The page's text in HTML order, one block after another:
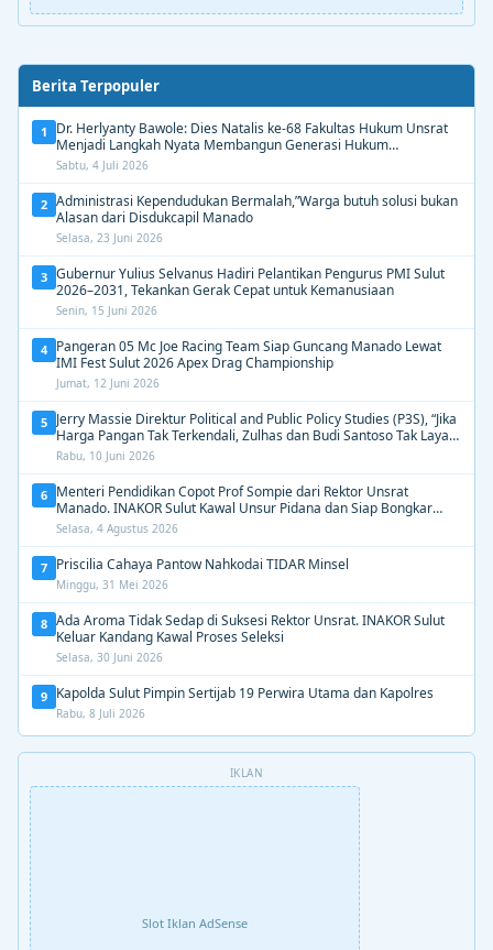
Berita Terpopuler
1
Dr. Herlyanty Bawole: Dies Natalis ke-68 Fakultas Hukum Unsrat
Menjadi Langkah Nyata Membangun Generasi Hukum
Berdampak
Sabtu, 4 Juli 2026
2 Administrasi Kependudukan Bermalah,”Warga butuh solusi bukan
Alasan dari Disdukcapil Manado
Selasa, 23 Juni 2026
3 Gubernur Yulius Selvanus Hadiri Pelantikan Pengurus PMI Sulut
2026–2031, Tekankan Gerak Cepat untuk Kemanusiaan
Senin, 15 Juni 2026
4 Pangeran 05 Mc Joe Racing Team Siap Guncang Manado Lewat
IMI Fest Sulut 2026 Apex Drag Championship
Jumat, 12 Juni 2026
5 Jerry Massie Direktur Political and Public Policy Studies (P3S), “Jika
Harga Pangan Tak Terkendali, Zulhas dan Budi Santoso Tak Layak
Dipertahankan”
Rabu, 10 Juni 2026
6 Menteri Pendidikan Copot Prof Sompie dari Rektor Unsrat
Manado. INAKOR Sulut Kawal Unsur Pidana dan Siap Bongkar
Aroma Busuk di Suksesi Rektor
Selasa, 4 Agustus 2026
7 Priscilia Cahaya Pantow Nahkodai TIDAR Minsel
Minggu, 31 Mei 2026
8 Ada Aroma Tidak Sedap di Suksesi Rektor Unsrat. INAKOR Sulut
Keluar Kandang Kawal Proses Seleksi
Selasa, 30 Juni 2026
9 Kapolda Sulut Pimpin Sertijab 19 Perwira Utama dan Kapolres
Rabu, 8 Juli 2026
IKLAN
Slot Iklan AdSense